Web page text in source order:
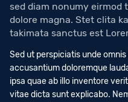
sed diam nonumy eirmod
dolore magna. Stet clita
takimata sanctus est
Sed ut perspiciatis unde
accusantium doloremque
ipsa quae ab illo inventore
vitae dicta sunt explicabo.